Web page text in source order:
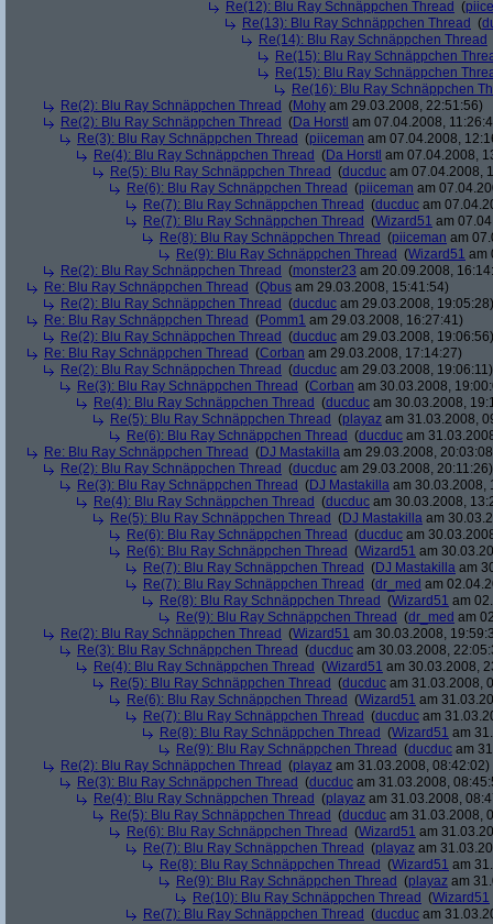
Re(12): Blu Ray Schnäppchen Thread (
Re(13): Blu Ray Schnäppchen Thread (
Re(14): Blu Ray Schnäppchen Thread
Re(15): Blu Ray Schnäppchen
Re(15): Blu Ray Schnäppchen
Re(16): Blu Ray Schnäppchen
Re(2): Blu Ray Schnäppchen Thread (Mohy am 29.03.2008, 22:51:56)
Re(2): Blu Ray Schnäppchen Thread (Da Horstl am 07.04.2008,
Re(3): Blu Ray Schnäppchen Thread (piiceman am 07.04.2008,
Re(4): Blu Ray Schnäppchen Thread (Da Horstl am 07.04.2008,
Re(5): Blu Ray Schnäppchen Thread (ducduc am 07.04.2008,
Re(6): Blu Ray Schnäppchen Thread (piiceman am
Re(7): Blu Ray Schnäppchen Thread (ducduc am
Re(7): Blu Ray Schnäppchen Thread (Wizard51 am
Re(8): Blu Ray Schnäppchen Thread (piiceman am
Re(9): Blu Ray Schnäppchen Thread (Wizard51 am
Re(2): Blu Ray Schnäppchen Thread (monster23 am 20.09.2008,
Re: Blu Ray Schnäppchen Thread (Qbus am 29.03.2008, 15:41:54)
Re(2): Blu Ray Schnäppchen Thread (ducduc am 29.03.2008, 19:05:28)
Re: Blu Ray Schnäppchen Thread (Pomm1 am 29.03.2008, 16:27:41)
Re(2): Blu Ray Schnäppchen Thread (ducduc am 29.03.2008, 19:06:56)
Re: Blu Ray Schnäppchen Thread (Corban am 29.03.2008, 17:14:27)
Re(2): Blu Ray Schnäppchen Thread (ducduc am 29.03.2008, 19:06:11)
Re(3): Blu Ray Schnäppchen Thread (Corban am 30.03.2008,
Re(4): Blu Ray Schnäppchen Thread (ducduc am 30.03.2008,
Re(5): Blu Ray Schnäppchen Thread (playaz am 31.03.2008,
Re(6): Blu Ray Schnäppchen Thread (ducduc am
Re: Blu Ray Schnäppchen Thread (DJ Mastakilla am 29.03.2008,
Re(2): Blu Ray Schnäppchen Thread (ducduc am 29.03.2008, 20:11:26)
Re(3): Blu Ray Schnäppchen Thread (DJ Mastakilla am 30.03.2008,
Re(4): Blu Ray Schnäppchen Thread (ducduc am 30.03.2008,
Re(5): Blu Ray Schnäppchen Thread (DJ Mastakilla am
Re(6): Blu Ray Schnäppchen Thread (ducduc am
Re(6): Blu Ray Schnäppchen Thread (Wizard51 am
Re(7): Blu Ray Schnäppchen Thread (DJ Mastakilla am
Re(7): Blu Ray Schnäppchen Thread (dr_med am
Re(8): Blu Ray Schnäppchen Thread (Wizard51 am
Re(9): Blu Ray Schnäppchen Thread (dr_med am
Re(2): Blu Ray Schnäppchen Thread (Wizard51 am 30.03.2008,
Re(3): Blu Ray Schnäppchen Thread (ducduc am 30.03.2008,
Re(4): Blu Ray Schnäppchen Thread (Wizard51 am 30.03.2008,
Re(5): Blu Ray Schnäppchen Thread (ducduc am 31.03.2008,
Re(6): Blu Ray Schnäppchen Thread (Wizard51 am
Re(7): Blu Ray Schnäppchen Thread (ducduc am
Re(8): Blu Ray Schnäppchen Thread (Wizard51 am
Re(9): Blu Ray Schnäppchen Thread (ducduc am
Re(2): Blu Ray Schnäppchen Thread (playaz am 31.03.2008, 08:42:02)
Re(3): Blu Ray Schnäppchen Thread (ducduc am 31.03.2008,
Re(4): Blu Ray Schnäppchen Thread (playaz am 31.03.2008,
Re(5): Blu Ray Schnäppchen Thread (ducduc am 31.03.2008,
Re(6): Blu Ray Schnäppchen Thread (Wizard51 am
Re(7): Blu Ray Schnäppchen Thread (playaz am
Re(8): Blu Ray Schnäppchen Thread (Wizard51 am
Re(9): Blu Ray Schnäppchen Thread (playaz am
Re(10): Blu Ray Schnäppchen Thread (Wizard51
Re(7): Blu Ray Schnäppchen Thread (ducduc am